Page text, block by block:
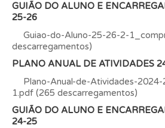
GUIÃO DO ALUNO E
25-26
Guiao-do-Aluno-25-26-2-
descarregamentos)
PLANO ANUAL DE ATIVIDADES
Plano-Anual-de-Atividades-
1.pdf (265 descarregamentos)
GUIÃO DO ALUNO E
24-25